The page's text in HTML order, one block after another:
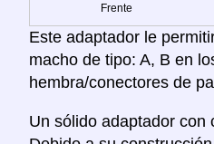
Frente
Este adaptador le
macho de tipo: A, B en
hembra/conectores de
Un sólido adaptador con